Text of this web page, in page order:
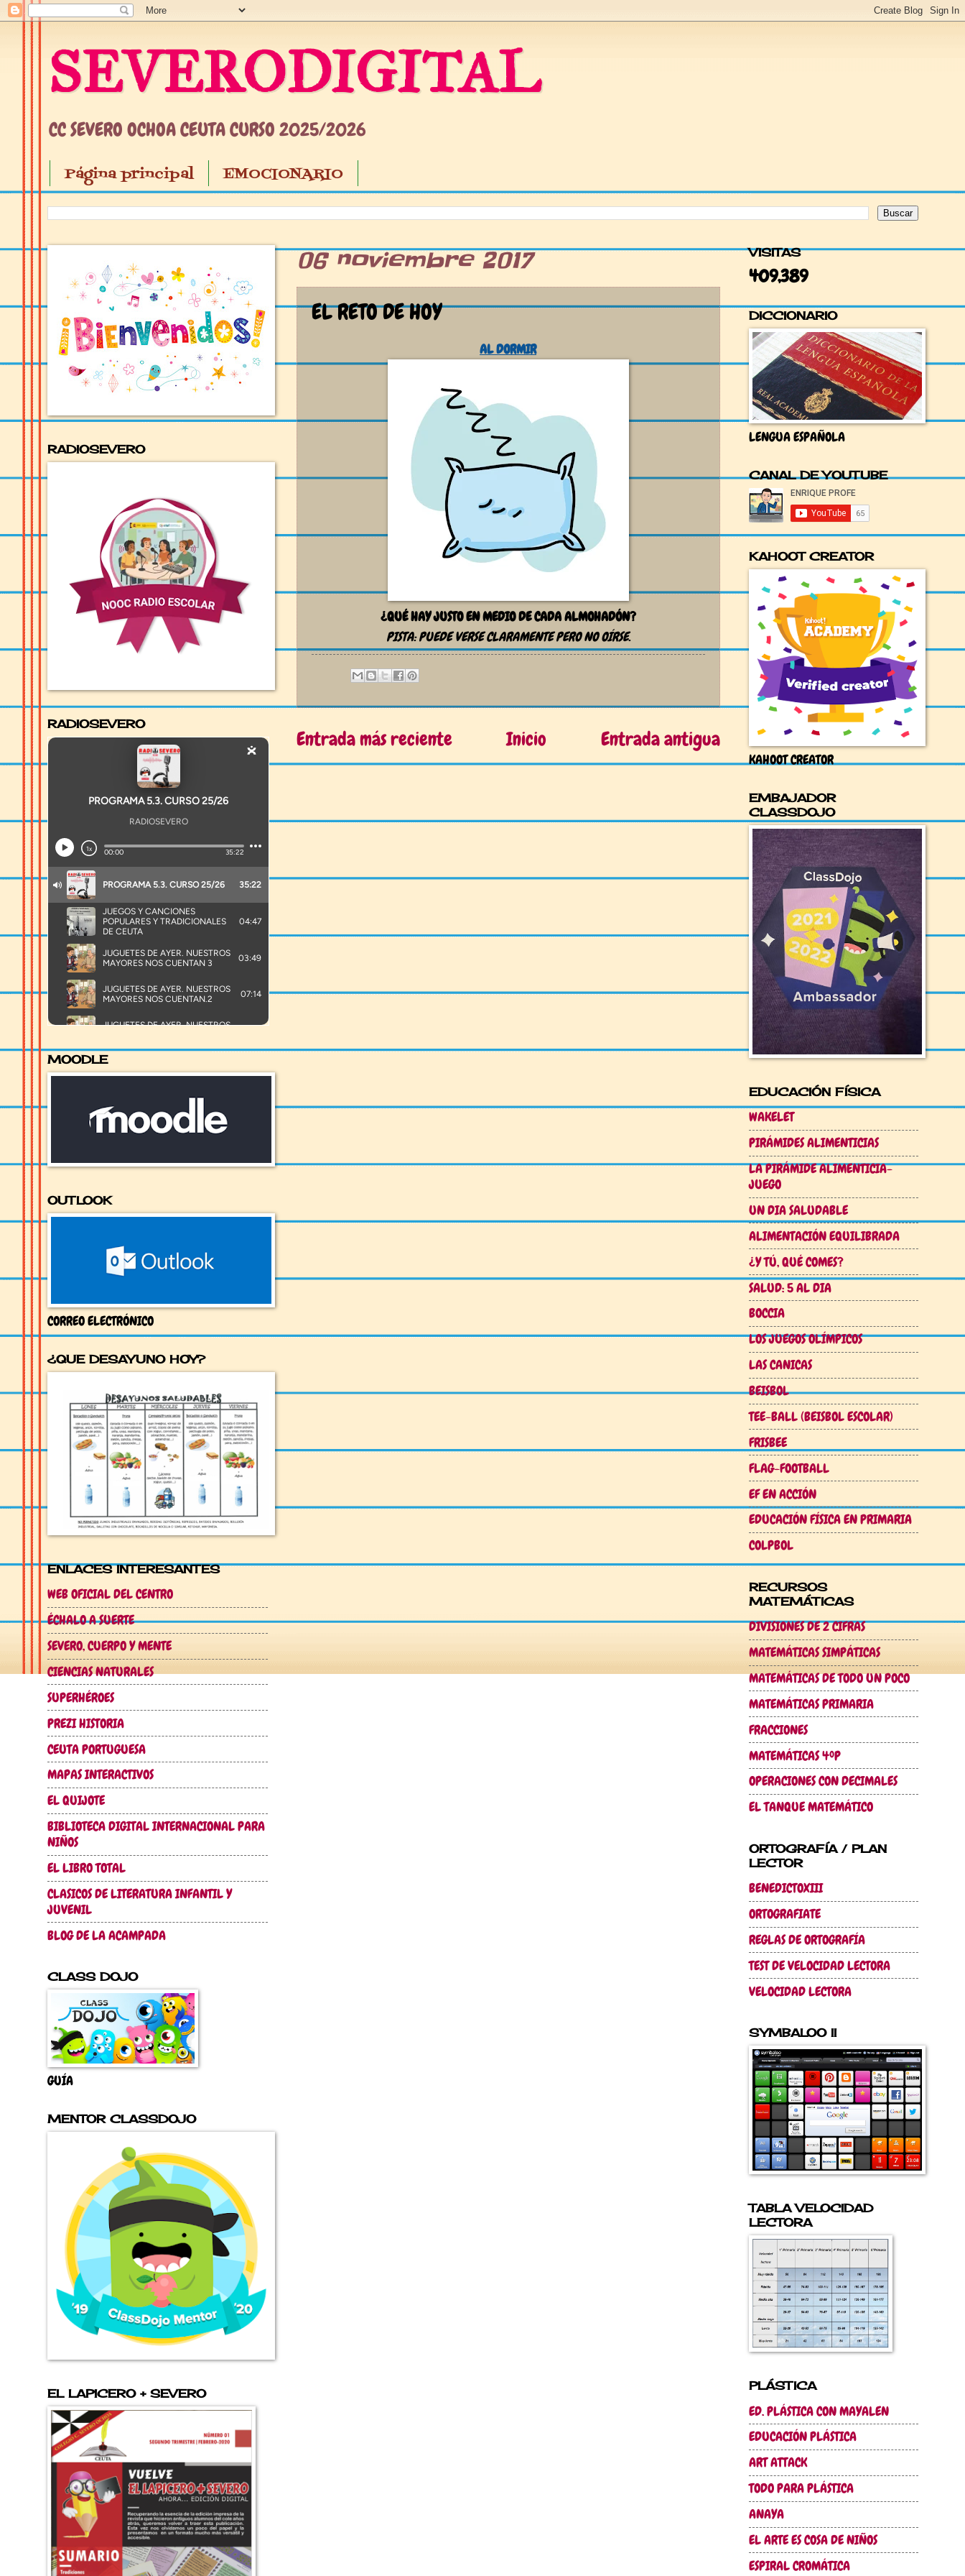
SEVERODIGITAL
CC SEVERO OCHOA CEUTA CURSO 2025/2026
Página principal EMOCIONARIO
06 noviembre 2017
EL RETO DE HOY
AL DORMIR
¿QUÉ HAY JUSTO EN MEDIO DE CADA ALMOHADÓN?
PISTA: PUEDE VERSE CLARAMENTE PERO NO OÍRSE.
Entrada más reciente Entrada antigua
Inicio
RADIOSEVERO
RADIOSEVERO
MOODLE
OUTLOOK
CORREO ELECTRÓNICO
¿QUE DESAYUNO HOY?
ENLACES INTERESANTES
WEB OFICIAL DEL CENTRO
ÉCHALO A SUERTE
SEVERO, CUERPO Y MENTE
CIENCIAS NATURALES
SUPERHÉROES
PREZI HISTORIA
CEUTA PORTUGUESA
MAPAS INTERACTIVOS
EL QUIJOTE
BIBLIOTECA DIGITAL INTERNACIONAL PARA
NIÑOS
EL LIBRO TOTAL
CLASICOS DE LITERATURA INFANTIL Y
JUVENIL
BLOG DE LA ACAMPADA
CLASS DOJO
GUÍA
MENTOR CLASSDOJO
EL LAPICERO + SEVERO
VISITAS
409,389
DICCIONARIO
LENGUA ESPAÑOLA
CANAL DE YOUTUBE
KAHOOT CREATOR
KAHOOT CREATOR
EMBAJADOR
CLASSDOJO
EDUCACIÓN FÍSICA
WAKELET
PIRÁMIDES ALIMENTICIAS
LA PIRÁMIDE ALIMENTICIA-
JUEGO
UN DIA SALUDABLE
ALIMENTACIÓN EQUILIBRADA
¿Y TÚ, QUÉ COMES?
SALUD: 5 AL DIA
BOCCIA
LOS JUEGOS OLÍMPICOS
LAS CANICAS
BEISBOL
TEE-BALL (BEISBOL ESCOLAR)
FRISBEE
FLAG-FOOTBALL
EF EN ACCIÓN
EDUCACIÓN FÍSICA EN PRIMARIA
COLPBOL
RECURSOS
MATEMÁTICAS
DIVISIONES DE 2 CIFRAS
MATEMÁTICAS SIMPÁTICAS
MATEMÁTICAS DE TODO UN POCO
MATEMÁTICAS PRIMARIA
FRACCIONES
MATEMÁTICAS 4ºP
OPERACIONES CON DECIMALES
EL TANQUE MATEMÁTICO
ORTOGRAFÍA / PLAN
LECTOR
BENEDICTOXIII
ORTOGRAFIATE
REGLAS DE ORTOGRAFÍA
TEST DE VELOCIDAD LECTORA
VELOCIDAD LECTORA
SYMBALOO II
TABLA VELOCIDAD
LECTORA
PLÁSTICA
ED. PLÁSTICA CON MAYALEN
EDUCACIÓN PLÁSTICA
ART ATTACK
TODO PARA PLÁSTICA
ANAYA
EL ARTE ES COSA DE NIÑOS
ESPIRAL CROMÁTICA